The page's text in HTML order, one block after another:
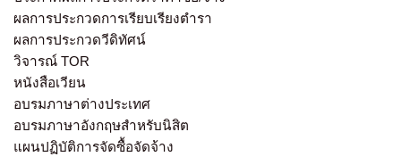
ผลการประกวดการเรียบเรียงตำรา
ผลการประกวดวีดิทัศน์
วิจารณ์ TOR
หนังสือเวียน
อบรมภาษาต่างประเทศ
อบรมภาษาอังกฤษสำหรับนิสิต
แผนปฏิบัติการจัดซื้อจัดจ้าง